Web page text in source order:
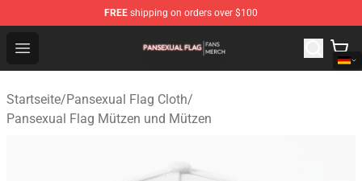
FREE shipping on orders over $100
Open menu
Pansexual Flag Shop - Official Pansexual Flag
Startseite/Pansexual Flag Cloth/
Pansexual Flag Mützen und Mützen